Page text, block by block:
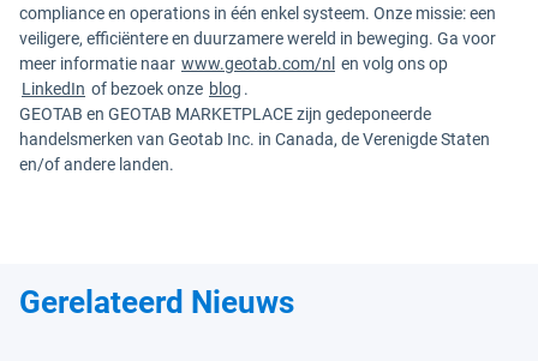
compliance en operations in één enkel systeem. Onze missie: een
veiligere, efficiëntere en duurzamere wereld in beweging. Ga voor
meer informatie naar www.geotab.com/nl en volg ons op
LinkedIn of bezoek onze blog .
GEOTAB en GEOTAB MARKETPLACE zijn gedeponeerde
handelsmerken van Geotab Inc. in Canada, de Verenigde Staten
en/of andere landen.
Gerelateerd Nieuws